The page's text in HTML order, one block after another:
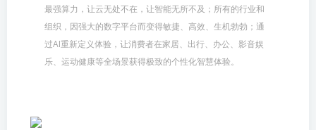
最强算力，让云无处不在，让智能无所不及；所有的行业和
组织，因强大的数字平台而变得敏捷、高效、生机勃勃；通
过AI重新定义体验，让消费者在家居、出行、办公、影音娱
乐、运动健康等全场景获得极致的个性化智慧体验。